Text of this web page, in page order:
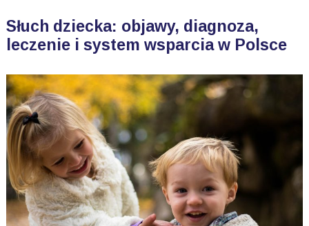
Słuch dziecka: objawy, diagnoza,
leczenie i system wsparcia w Polsce